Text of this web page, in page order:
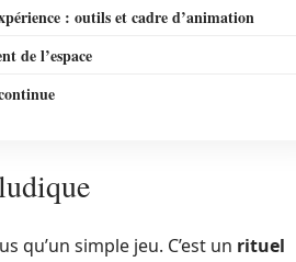
: outils et cadre d’animation
de l’espace
qu’un simple jeu. C’est un rituel